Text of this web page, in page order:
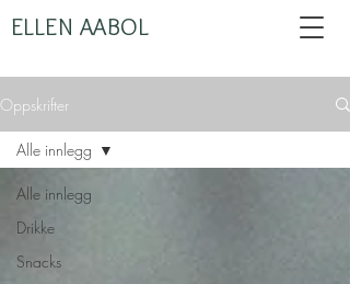
ELLEN AABOL
Oppskrifter
Alle innlegg
Drikke
Snacks
Alle innlegg